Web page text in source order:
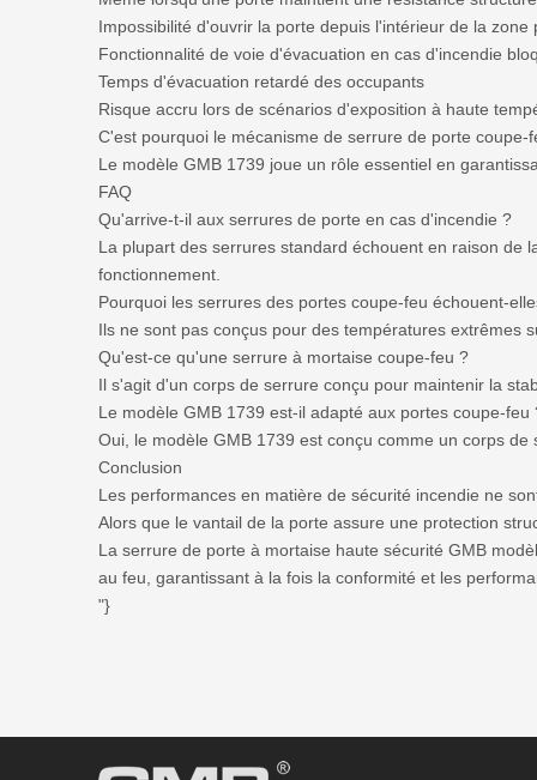
Impossibilité d'ouvrir la porte depuis l'intérieur de la zone
Fonctionnalité de voie d'évacuation en cas d'incendie
Temps d'évacuation retardé des occupants
Risque accru lors de scénarios d'exposition à haute
C'est pourquoi le mécanisme de serrure de porte
Le modèle GMB 1739 joue un rôle essentiel en
FAQ
Qu'arrive-t-il aux serrures de porte en cas d'incendie ?
La plupart des serrures standard échouent en raison de
fonctionnement.
Pourquoi les serrures des portes coupe-feu échouent-
Ils ne sont pas conçus pour des températures extrêmes
Qu'est-ce qu'une serrure à mortaise coupe-feu ?
Il s'agit d'un corps de serrure conçu pour maintenir la
Le modèle GMB 1739 est-il adapté aux portes coupe-feu
Oui, le modèle GMB 1739 est conçu comme un corps
Conclusion
Les performances en matière de sécurité incendie ne
Alors que le vantail de la porte assure une protection
La serrure de porte à mortaise haute sécurité GMB
au feu, garantissant à la fois la conformité et les
"}